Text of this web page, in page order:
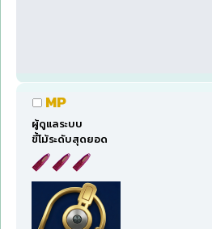
MP
ผู้ดูแลระบบ
ขี้โม้ระดับสุดยอด